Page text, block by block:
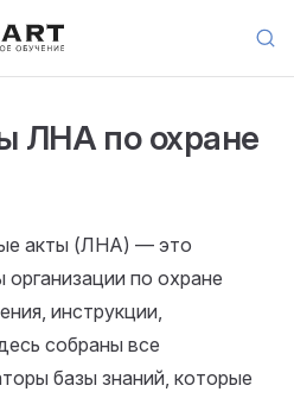
ЛНА по охране
акты (ЛНА) — это
по охране
инструкции,
собраны все
базы знаний, которые